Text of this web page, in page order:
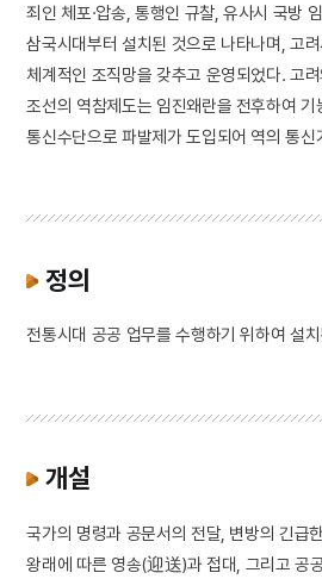
죄인 체포·압송, 통행인 규찰, 유사시 국방
삼국시대부터 설치된 것으로 나타나며, 고
체계적인 조직망을 갖추고 운영되었다. 고
조선의 역참제도는 임진왜란을 전후하여
통신수단으로 파발제가 도입되어 역의 통
정의
전통시대 공공 업무를 수행하기 위하여 설
개설
국가의 명령과 공문서의 전달, 변방의 긴급
왕래에 따른 영송(迎送)과 접대, 그리고 공